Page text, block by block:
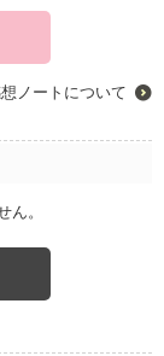
ノートについて
ん。